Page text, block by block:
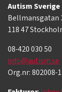
Autism Sverige
Bellmansgatan
118 47
08-420 030 50
info@autism.se
Org.nr: 802008-